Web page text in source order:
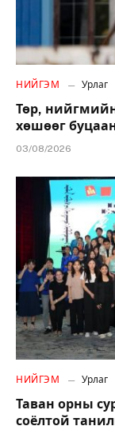
НИЙГЭМ Урлаг
Төр,
хөшөөг
03/08/2026
НИЙГЭМ Урлаг
Таван орны
соёлтой